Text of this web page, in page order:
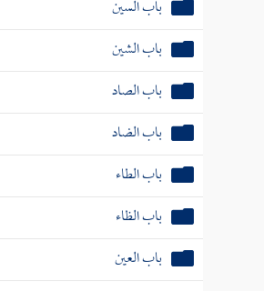
باب الشين
باب الصاد
باب الضاد
باب الطاء
باب الظاء
باب العين
باب الغين